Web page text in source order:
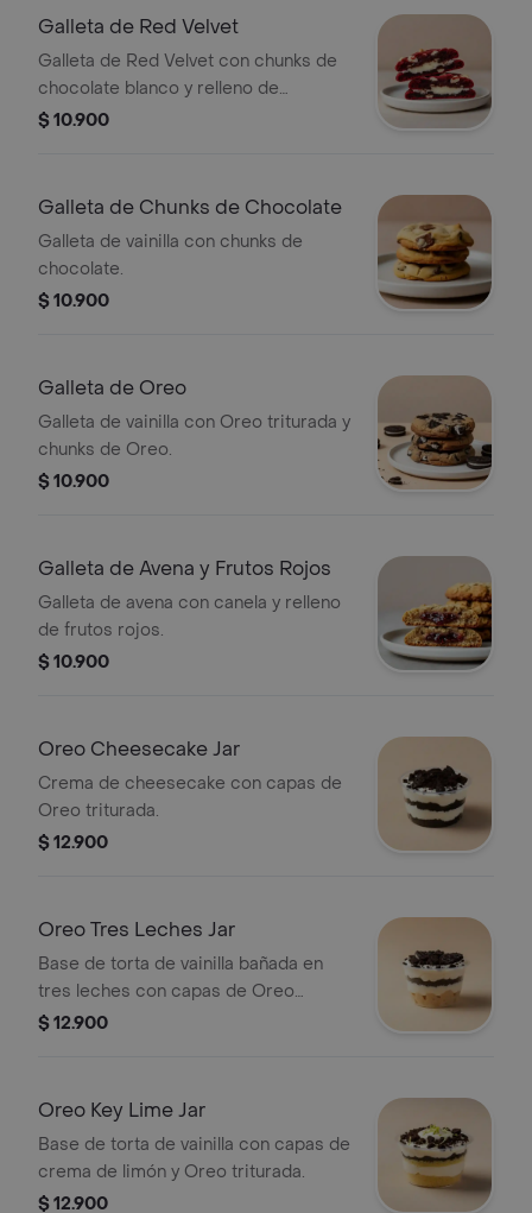
Galleta de Red Velvet
Galleta de Red Velvet con chunks de
chocolate blanco y relleno de
Cheesecake.
$ 10.900
Galleta de Chunks de Chocolate
Galleta de vainilla con chunks de
chocolate.
$ 10.900
Galleta de Oreo
Galleta de vainilla con Oreo triturada y
chunks de Oreo.
$ 10.900
Galleta de Avena y Frutos Rojos
Galleta de avena con canela y relleno
de frutos rojos.
$ 10.900
Oreo Cheesecake Jar
Crema de cheesecake con capas de
Oreo triturada.
$ 12.900
Oreo Tres Leches Jar
Base de torta de vainilla bañada en
tres leches con capas de Oreo
triturada.
$ 12.900
Oreo Key Lime Jar
Base de torta de vainilla con capas de
crema de limón y Oreo triturada.
$ 12.900